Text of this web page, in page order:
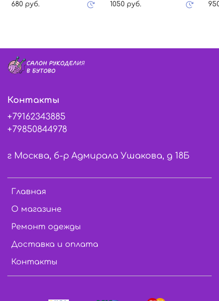
680 руб.
1050 руб.
Главная
О магазине
Ремонт одежды
Доставка и оплата
Контакты
Контакты
+79162343885
+79850844978
г Москва, б-р Адмирала Ушакова, д 18Б